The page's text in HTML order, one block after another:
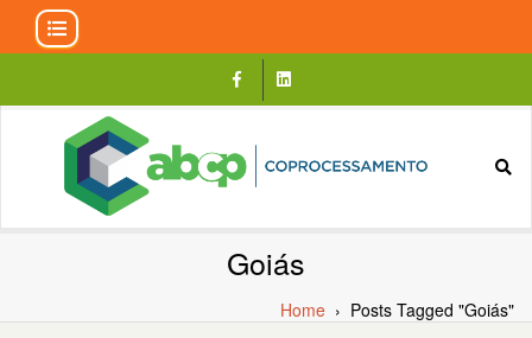
content
Goiás
Home › Posts Tagged "Goiás"